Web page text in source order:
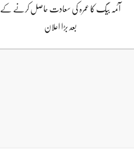
آئمہ بیگ کا عمرہ کی سعادت حاصل کرنے کے
بعد بڑا اعلان